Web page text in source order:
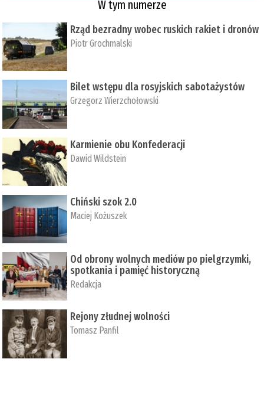
W tym numerze
Rząd bezradny wobec ruskich rakiet i dronów
Piotr Grochmalski
Bilet wstępu dla rosyjskich sabotażystów
Grzegorz Wierzchołowski
Karmienie obu Konfederacji
Dawid Wildstein
Chiński szok 2.0
Maciej Kożuszek
Od obrony wolnych mediów po pielgrzymki,
spotkania i pamięć historyczną
Redakcja
Rejony złudnej wolności
Tomasz Panfil